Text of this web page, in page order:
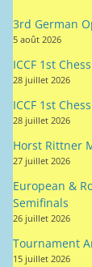
3rd German
5 août 2026
ICCF 1st
28 juillet 2026
ICCF 1st
28 juillet 2026
Horst Rittner
27 juillet 2026
European &
Semifinals
26 juillet 2026
Tournament
15 juillet 2026